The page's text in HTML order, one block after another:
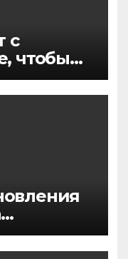
с
чтобы
и